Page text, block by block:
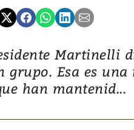
Martinelli
grupo. Esa es
han mantenid...